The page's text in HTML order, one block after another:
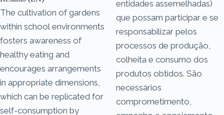
The cultivation of gardens
within school environments
fosters awareness of
healthy eating and
encourages arrangements
in appropriate dimensions,
which can be replicated for
self-consumption by
entidades assemelhadas)
que possam participar e se
responsabilizar pelos
processos de produção,
colheita e consumo dos
produtos obtidos. São
necessários
comprometimento,